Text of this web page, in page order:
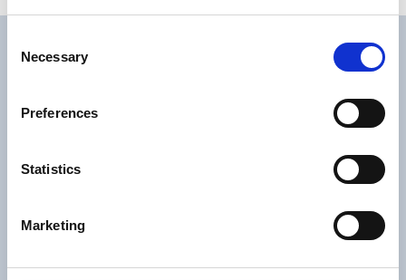
Selection
Necessary
Preferences
Statistics
Marketing
Inkvarteringsstatistik från
Inkvarteringssrapporter månad för månad 2025
Inkvarteringsrapporter månad för månad 2023
Inkvarteringsrapporter månad för månad 2021